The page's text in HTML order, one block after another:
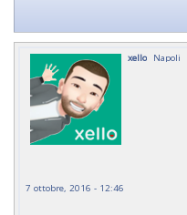
xello Napoli
7 ottobre, 2016 - 12:46